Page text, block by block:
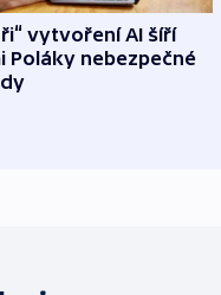
vytvoření AI šíří
Poláky nebezpečné